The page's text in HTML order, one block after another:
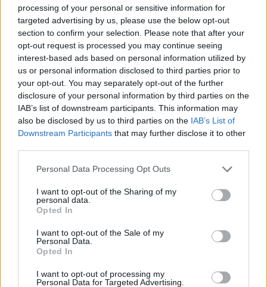
processing of your personal or sensitive information for
targeted advertising by us, please use the below opt-out
section to confirm your selection. Please note that after your
opt-out request is processed you may continue seeing
interest-based ads based on personal information utilized by
us or personal information disclosed to third parties prior to
your opt-out. You may separately opt-out of the further
disclosure of your personal information by third parties on the
IAB’s list of downstream participants. This information may
also be disclosed by us to third parties on the IAB’s List of
Downstream Participants that may further disclose it to other
Personal Data Processing Opt Outs
I want to opt-out of the Sharing of my
personal data.
Opted In
I want to opt-out of the Sale of my
Personal Data.
Opted In
I want to opt-out of processing my
Personal Data for Targeted Advertising.
Esim for USA|Esim for Italy| Esim for Spain|Esim